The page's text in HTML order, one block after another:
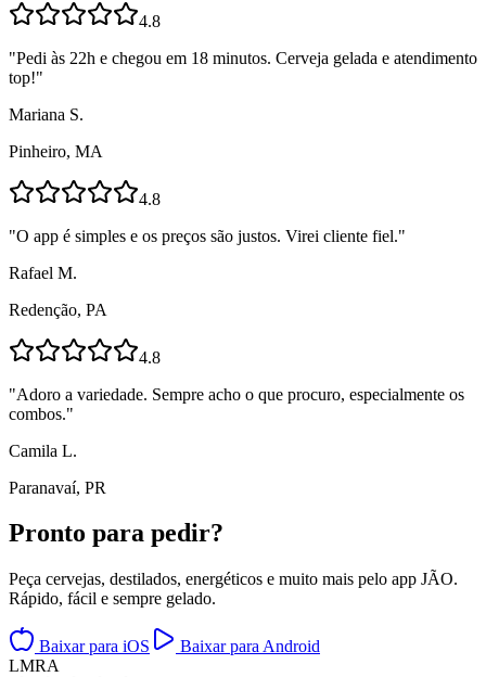
4.8
"Pedi às 22h e chegou em 18 minutos. Cerveja gelada e atendimento
top!"
Mariana S.
Pinheiro, MA
4.8
"O app é simples e os preços são justos. Virei cliente fiel."
Rafael M.
Redenção, PA
4.8
"Adoro a variedade. Sempre acho o que procuro, especialmente os
combos."
Camila L.
Paranavaí, PR
Pronto para pedir?
Peça cervejas, destilados, energéticos e muito mais pelo app JÃO.
Rápido, fácil e sempre gelado.
Baixar para iOS
Baixar para Android
LMRA